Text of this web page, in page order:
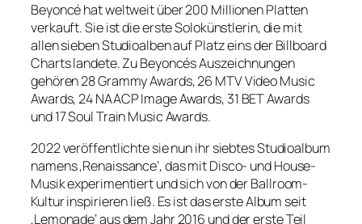
Beyoncé hat weltweit über 200 Millionen Platten
verkauft. Sie ist die erste Solokünstlerin, die mit
allen sieben Studioalben auf Platz eins der Billboard
Charts landete. Zu Beyoncés Auszeichnungen
gehören 28 Grammy Awards, 26 MTV Video Music
Awards, 24 NAACP Image Awards, 31 BET Awards
und 17 Soul Train Music Awards.
2022 veröffentlichte sie nun ihr siebtes Studioalbum
namens ‚Renaissance‘, das mit Disco- und House-
Musik experimentiert und sich von der Ballroom-
Kultur inspirieren ließ. Es ist das erste Album seit
‚Lemonade‘ aus dem Jahr 2016 und der erste Teil